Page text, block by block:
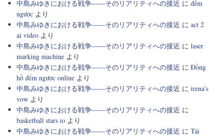
中島みゆきにおける戦争――そのリアリティへの接近 に đếm
ngược より
中島みゆきにおける戦争――そのリアリティへの接近 に act 2
ai video より
中島みゆきにおける戦争――そのリアリティへの接近 に laser
marking machine より
中島みゆきにおける戦争――そのリアリティへの接近 に Đồng
hồ đếm ngược online より
中島みゆきにおける戦争――そのリアリティへの接近 に irena's
vow より
中島みゆきにおける戦争――そのリアリティへの接近 に
basketball stars io より
中島みゆきにおける戦争――そのリアリティへの接近 に Tải